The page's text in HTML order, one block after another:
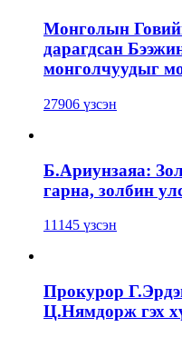
Монголын
дарагдсан
монголчуудыг
27906 үзсэн
Б.Ариунзаяа:
гарна, золбин
11145 үзсэн
Прокурор
Ц.Нямдорж гэх